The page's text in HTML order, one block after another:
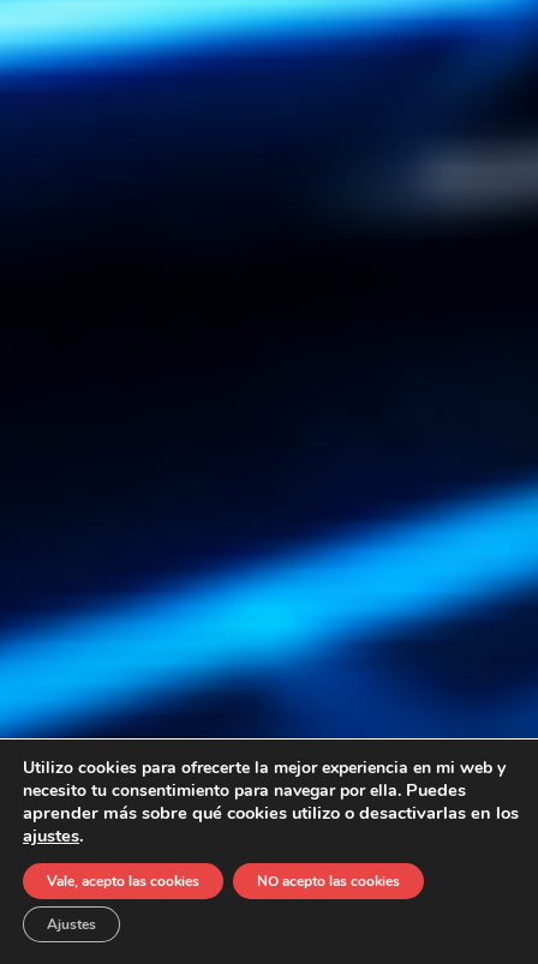
Utilizo cookies para ofrecerte la mejor experiencia en mi web y
necesito tu consentimiento para navegar por ella. Puedes
aprender más sobre qué cookies utilizo o desactivarlas en los
ajustes.
Vale, acepto las cookies NO acepto las cookies
Ajustes